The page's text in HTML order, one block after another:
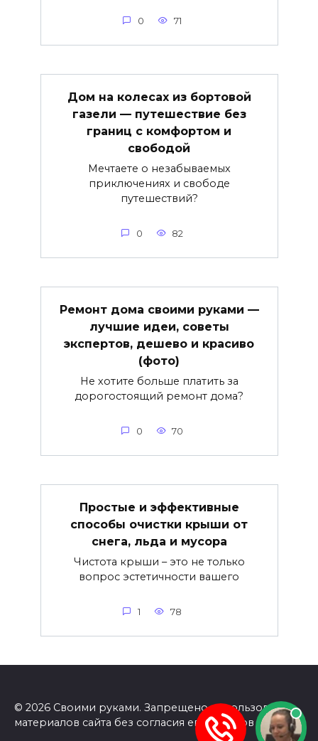
0 71
Дом на колесах из бортовой
газели — путешествие без
границ с комфортом и
свободой
Мечтаете о незабываемых
приключениях и свободе
путешествий?
0 82
Ремонт дома своими руками —
лучшие идеи, советы
экспертов, дешево и красиво
(фото)
Не хотите больше платить за
дорогостоящий ремонт дома?
0 70
Простые и эффективные
способы очистки крыши от
снега, льда и мусора
Чистота крыши – это не только
вопрос эстетичности вашего
1 78
© 2026 Своими руками. Запрещено использование
материалов сайта без согласия его авторов